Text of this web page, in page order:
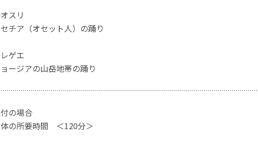
スリ
チア（オセット人）の踊り
ゲエ
ージアの山岳地帯の踊り
の場合
の所要時間 ＜120分＞